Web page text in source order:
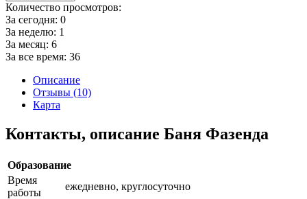
Количество просмотров:
За сегодня: 0
За неделю: 1
За месяц: 6
За все время: 36
Описание
Отзывы (10)
Карта
Контакты, описание Баня Фазенда
Образование
Время
работы
ежедневно, круглосуточно